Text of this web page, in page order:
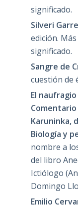
significado.
Silveri
edición.
significado.
Sangre de
cuestión de
El
Karuninka,
Biología y
nombre a
del libro
Ictiólogo
Domingo
Emilio